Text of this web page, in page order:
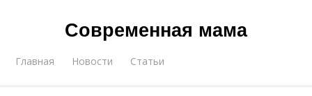
Современная мама
Главная Новости Статьи